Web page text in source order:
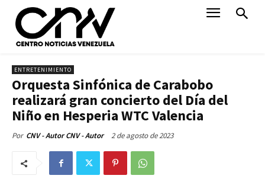
ENTRETENIMIENTO
Orquesta Sinfónica de Carabobo
realizará gran concierto del Día del
Niño en Hesperia WTC Valencia
Por CNV - Autor CNV - Autor 2 de agosto de 2023